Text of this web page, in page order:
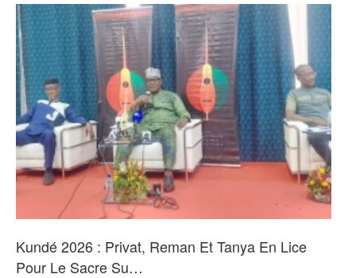
Kundé 2026 : Privat, Reman Et Tanya En Lice
Pour Le Sacre Su…